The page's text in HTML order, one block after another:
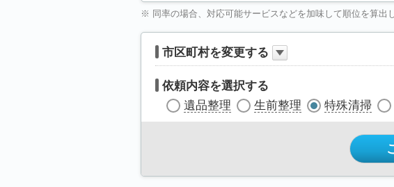
※ 同率の場合、対応可能サービスなどを加味して順位を算出
市区町村を変更する
依頼内容を選択する
遺品整理
生前整理 特殊清掃